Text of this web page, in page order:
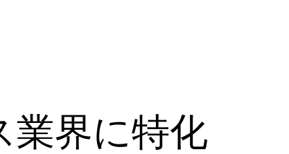
業界に特化